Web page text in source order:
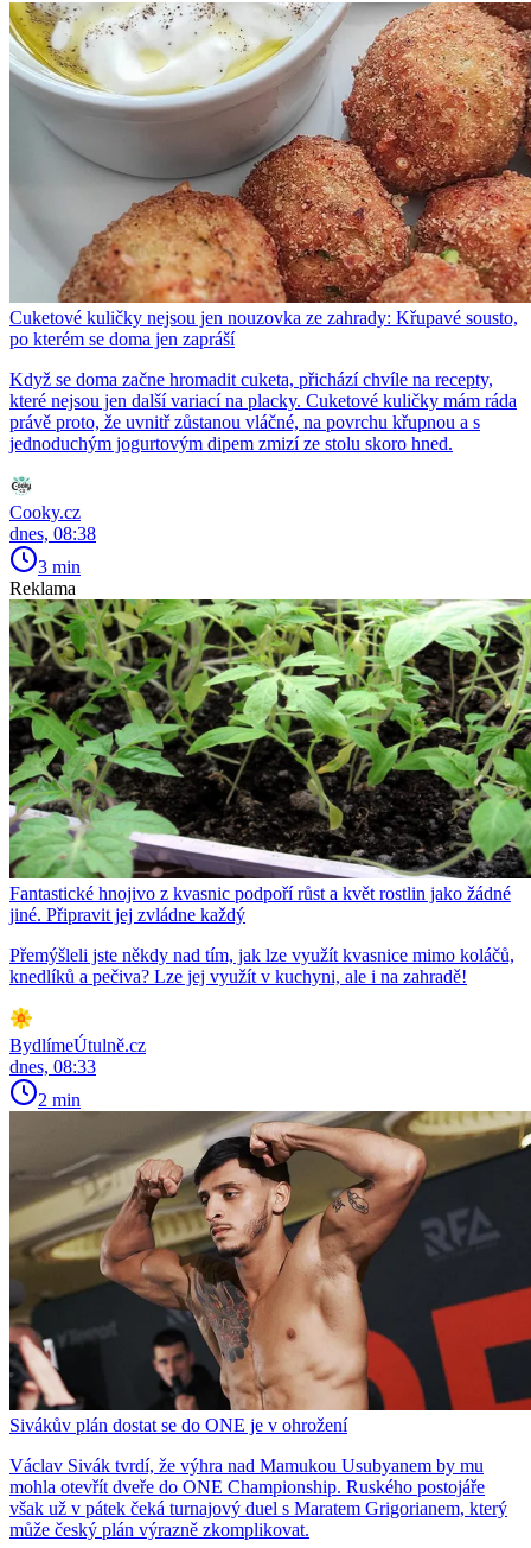
Cuketové kuličky nejsou jen nouzovka ze zahrady: Křupavé sousto,
po kterém se doma jen zapráší
Když se doma začne hromadit cuketa, přichází chvíle na recepty,
které nejsou jen další variací na placky. Cuketové kuličky mám ráda
právě proto, že uvnitř zůstanou vláčné, na povrchu křupnou a s
jednoduchým jogurtovým dipem zmizí ze stolu skoro hned.
Cooky.cz
dnes, 08:38
3 min
Reklama
Fantastické hnojivo z kvasnic podpoří růst a květ rostlin jako žádné
jiné. Připravit jej zvládne každý
Přemýšleli jste někdy nad tím, jak lze využít kvasnice mimo koláčů,
knedlíků a pečiva? Lze jej využít v kuchyni, ale i na zahradě!
BydlímeÚtulně.cz
dnes, 08:33
2 min
Sivákův plán dostat se do ONE je v ohrožení
Václav Sivák tvrdí, že výhra nad Mamukou Usubyanem by mu
mohla otevřít dveře do ONE Championship. Ruského postojáře
však už v pátek čeká turnajový duel s Maratem Grigorianem, který
může český plán výrazně zkomplikovat.